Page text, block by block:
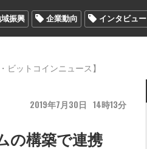
振興 企業動向 インタビュー
ットコインニュース】
2019 7 30 14 13
の構築で連携